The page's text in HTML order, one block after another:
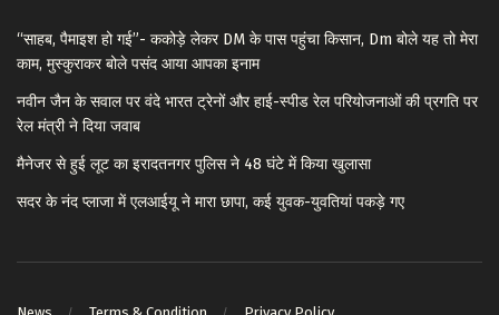
“साहब, पैमाइश हो गई”- ककोड़े लेकर DM के पास पहुंचा किसान, Dm बोले यह तो मेरा
काम, मुस्कुराकर बोले पसंद आया आपका इनाम
नवीन जैन के सवाल पर वंदे भारत ट्रेनों और हाई-स्पीड रेल परियोजनाओं की प्रगति पर
रेल मंत्री ने दिया जवाब
मैनेजर से हुई लूट का इरादतनगर पुलिस ने 48 घंटे में किया खुलासा
सदर के नंद प्लाजा में एलआईयू ने मारा छापा, कई युवक-युवतियां पकड़े गए